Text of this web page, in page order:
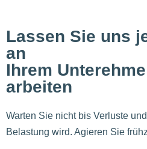
Lassen Sie uns
an
Ihrem
arbeiten
Warten Sie nicht bis Verluste
Belastung wird. Agieren Sie